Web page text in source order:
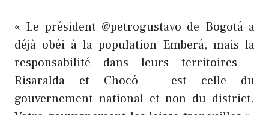
« Le président @petrogustavo de Bogotá a
déjà obéi à la population Emberá, mais la
responsabilité dans leurs territoires –
Risaralda et Chocó – est celle du
gouvernement national et non du district.